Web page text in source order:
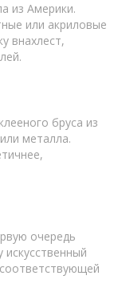
из Америки.
или акриловые
внахлест,
бруса из
металла.
очередь